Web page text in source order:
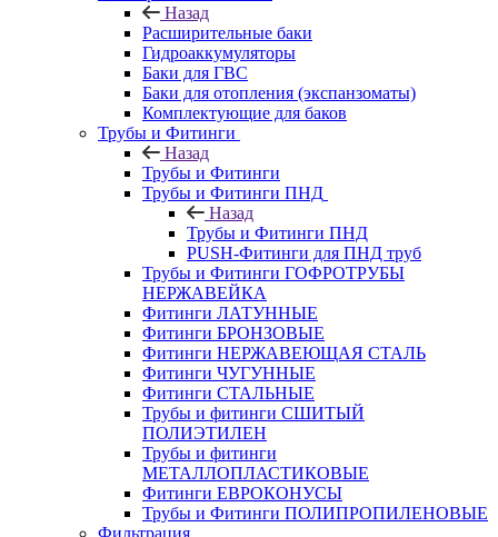
Назад
Расширительные баки
Гидроаккумуляторы
Баки для ГВС
Баки для отопления (экспанзоматы)
Комплектующие для баков
Трубы и Фитинги
Назад
Трубы и Фитинги
Трубы и Фитинги ПНД
Назад
Трубы и Фитинги ПНД
PUSH-Фитинги для ПНД труб
Трубы и Фитинги ГОФРОТРУБЫ
НЕРЖАВЕЙКА
Фитинги ЛАТУННЫЕ
Фитинги БРОНЗОВЫЕ
Фитинги НЕРЖАВЕЮЩАЯ СТАЛЬ
Фитинги ЧУГУННЫЕ
Фитинги СТАЛЬНЫЕ
Трубы и фитинги СШИТЫЙ
ПОЛИЭТИЛЕН
Трубы и фитинги
МЕТАЛЛОПЛАСТИКОВЫЕ
Фитинги ЕВРОКОНУСЫ
Трубы и Фитинги ПОЛИПРОПИЛЕНОВЫЕ
Фильтрация